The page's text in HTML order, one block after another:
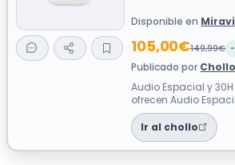
Disponible en
105,00€149,99€
Publicado por
Audio Espacial y 30H
ofrecen Audio
Batería para que
sin...Ir al chollo